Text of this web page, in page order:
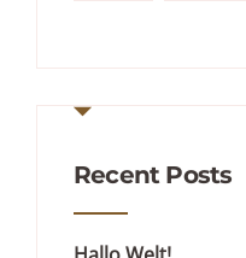
Recent Posts